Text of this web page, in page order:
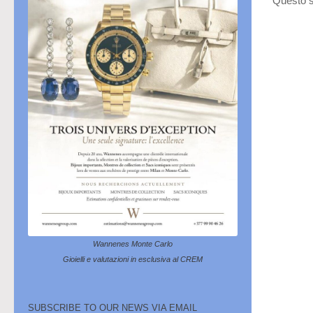
Wannenes Monte Carlo
Gioielli e valutazioni in esclusiva al CREM
SUBSCRIBE TO OUR NEWS VIA EMAIL